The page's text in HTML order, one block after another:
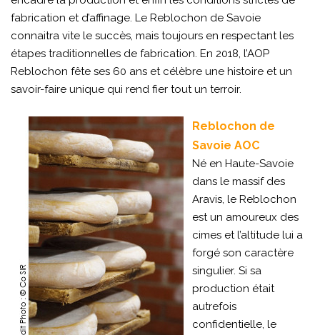
fabrication et d’affinage. Le Reblochon de Savoie
connaitra vite le succès, mais toujours en respectant les
étapes traditionnelles de fabrication. En 2018, l’AOP
Reblochon fête ses 60 ans et célèbre une histoire et un
savoir-faire unique qui rend fier tout un terroir.
Reblochon de
Savoie AOC
Né en Haute-Savoie
dans le massif des
Aravis, le Reblochon
est un amoureux des
cimes et l’altitude lui a
forgé son caractère
singulier. Si sa
production était
autrefois
confidentielle, le